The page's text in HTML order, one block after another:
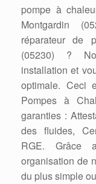
pompe à
Montgardin
réparateur de
(05230) ?
installation et
optimale. Ceci
Pompes à
garanties :
des fluides,
RGE. Grâce
organisation de
du plus simple